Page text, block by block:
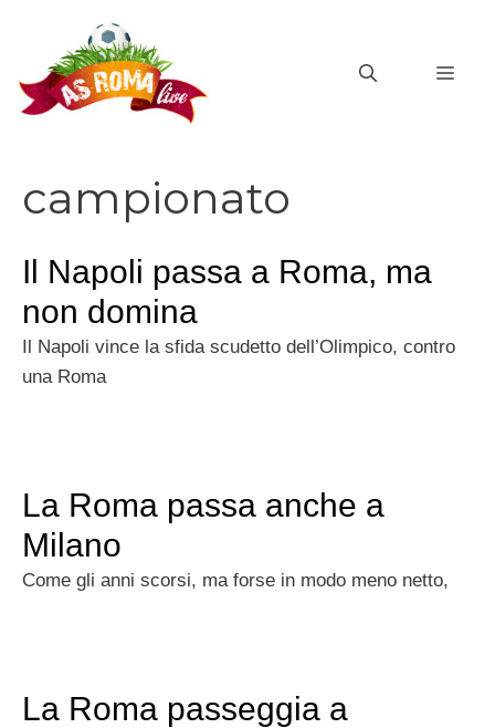
contenuto
campionato
Il Napoli passa a Roma, ma
non domina
Il Napoli vince la sfida scudetto dell’Olimpico, contro
una Roma
La Roma passa anche a
Milano
Come gli anni scorsi, ma forse in modo meno netto,
La Roma passeggia a